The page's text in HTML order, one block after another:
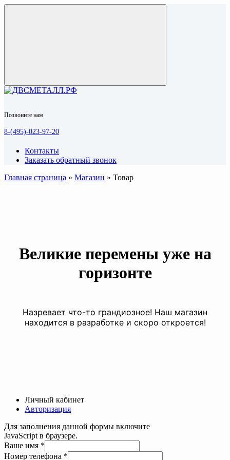
Позвоните нам
8-(495)-023-97-20
Контакты
Заказать обратный звонок
Главная страница » Магазин » Товар
Великие перемены уже на
горизонте
Назревает что-то грандиозное! Наш магазин
находится в разработке и скоро откроется!
Личный кабинет
Авторизация
Для заполнения данной формы включите
JavaScript в браузере.
Ваше имя *
имя
Номер телефона *